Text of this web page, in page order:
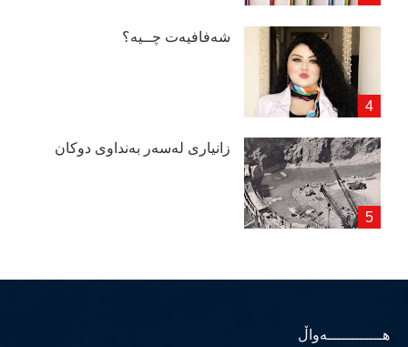
شەفافیەت چــیە؟
زانیاری لەسەر بەنداوی دوكان
هــــــــــــەواڵ